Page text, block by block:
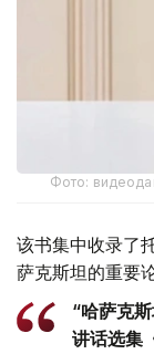
Фото:
该书集中收录了
萨克斯坦的重要
“哈萨克
讲话选集